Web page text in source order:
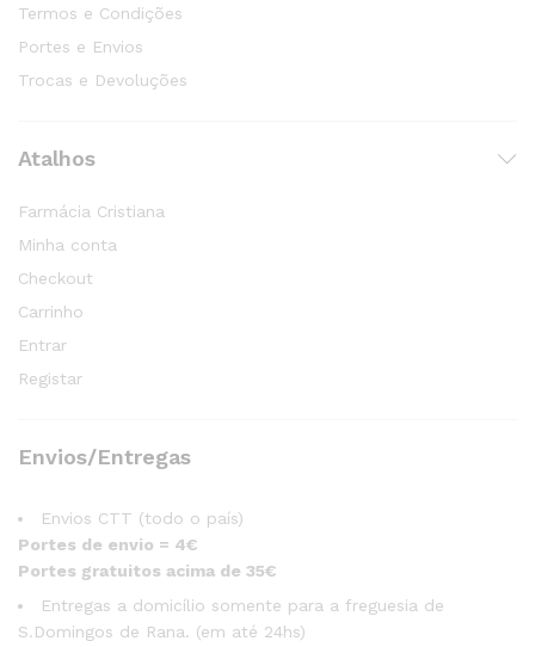
Termos e Condições
Portes e Envios
Trocas e Devoluções
Atalhos
Farmácia Cristiana
Minha conta
Checkout
Carrinho
Entrar
Registar
Envios/Entregas
Envios CTT (todo o país)
Portes de envio = 4€
Portes gratuitos acima de 35€
Entregas a domicílio somente para a freguesia de
S.Domingos de Rana. (em até 24hs)